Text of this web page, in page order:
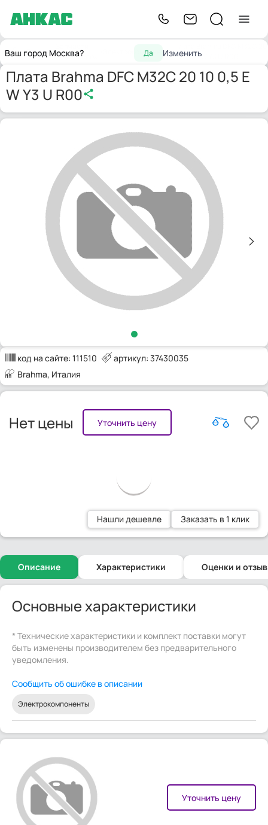
Ваш город Москва? Да Изменить
Главнаядля горелок
Электрокомпоненты
Плата Brahma DFC M32C 20
10 0,5 E W Y3 U R00
Плата Brahma DFC M32C 20 10 0,5 E
W Y3 U R00
код на сайте: 111510
артикул: 37430035
Brahma, Италия
Нет цены Уточнить цену
Нашли дешевле Заказать в 1 клик
Описание Характеристики Оценки и
Основные характеристики
* Технические характеристики и комплект поставки могут
быть изменены производителем без предварительного
уведомления.
Сообщить об ошибке в описании
Электрокомпоненты
Уточнить цену